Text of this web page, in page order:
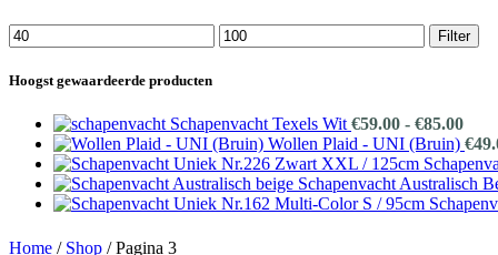
Min.
prijs
Max.
prijs
Filter
Hoogst gewaardeerde producten
Schapenvacht Texels Wit €59.00 - €85.00
tot
Wollen Plaid - UNI (Bruin) €
Schapenvacht Australisch
Home / Shop / Pagina 3